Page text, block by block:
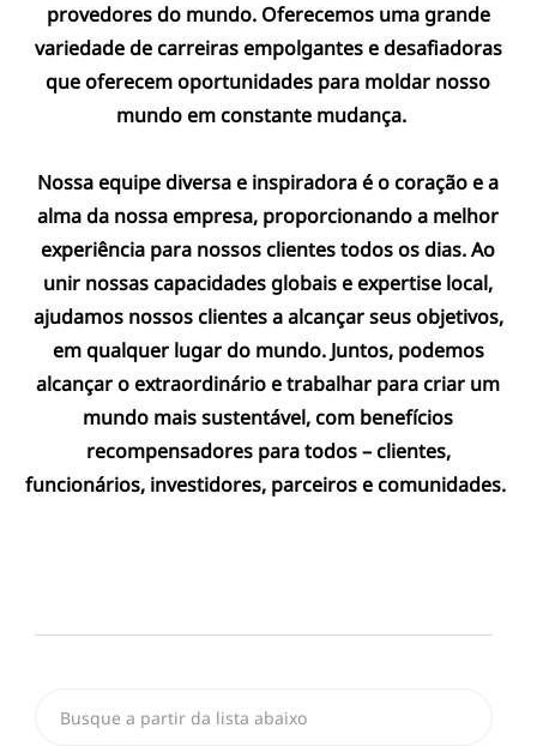
provedores do mundo. Oferecemos uma grande
variedade de carreiras empolgantes e desafiadoras
que oferecem oportunidades para moldar nosso
mundo em constante mudança.
Nossa equipe diversa e inspiradora é o coração e a
alma da nossa empresa, proporcionando a melhor
experiência para nossos clientes todos os dias. Ao
unir nossas capacidades globais e expertise local,
ajudamos nossos clientes a alcançar seus objetivos,
em qualquer lugar do mundo. Juntos, podemos
alcançar o extraordinário e trabalhar para criar um
mundo mais sustentável, com benefícios
recompensadores para todos – clientes,
funcionários, investidores, parceiros e comunidades.